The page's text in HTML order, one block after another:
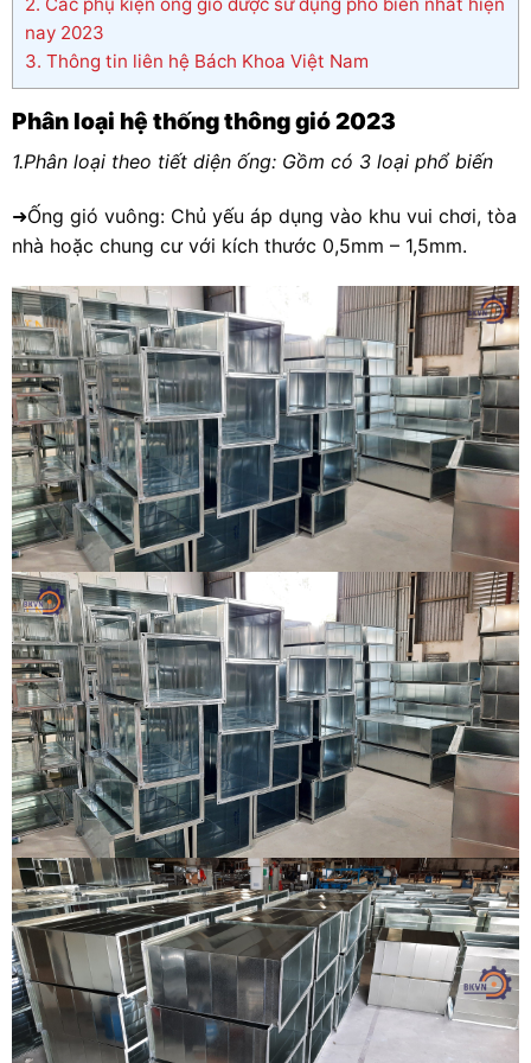
2. Các phụ kiện ống gió được sử dụng phổ biến nhất hiện
nay 2023
3. Thông tin liên hệ Bách Khoa Việt Nam
Phân loại hệ thống thông gió 2023
1.Phân loại theo tiết diện ống: Gồm có 3 loại phổ biến
➜Ống gió vuông: Chủ yếu áp dụng vào khu vui chơi, tòa
nhà hoặc chung cư với kích thước 0,5mm – 1,5mm.